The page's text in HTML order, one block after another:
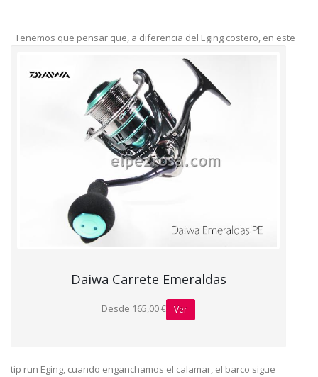
Daiwa Carrete Emeraldas
Desde 165,00 € Ver
Tenemos que pensar que, a diferencia del Eging costero, en este
tip run Eging, cuando enganchamos el calamar, el barco sigue